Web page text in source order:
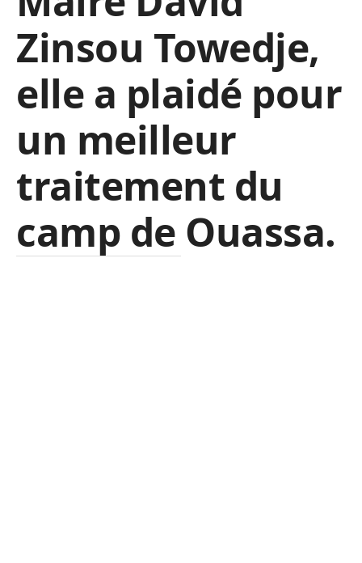
Zinsou Towedje,
elle a plaidé pour
un meilleur
traitement du
camp de Ouassa.